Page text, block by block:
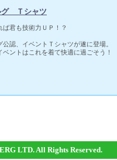
グ Ｔシャツ
ば君も技術力ＵＰ！？
公認、イベントＴシャツが遂に登場。
ベントはこれを着て快適に過ごそう！
LTD. All Rights Reserved.